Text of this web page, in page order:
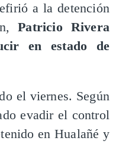
a la detención
Patricio Rivera
en estado de
el viernes. Según
evadir el control
en Hualañé y